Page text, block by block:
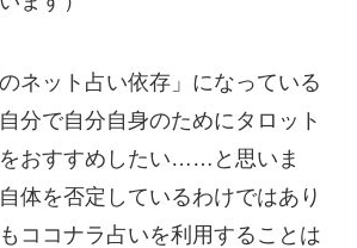
ネット占い依存」になっている
分で自分自身のためにタロット
おすすめしたい……と思いま
体を否定しているわけではあり
ココナラ占いを利用することは